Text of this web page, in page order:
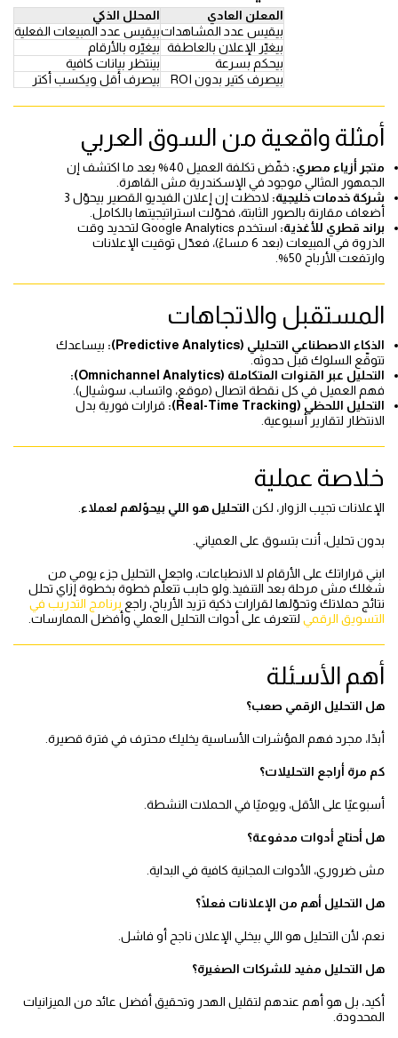
المعلن العادي
المحلل الذكي
بيقيس عدد المشاهداتبيقيس عدد المبيعات الفعلية
بيغيّر الإعلان بالعاطفة بيغيّره بالأرقام
بيحكم بسرعة
بينتظر بيانات كافية
بيصرف كتير بدون ROI
بيصرف أقل ويكسب أكتر
أمثلة واقعية من السوق العربي
متجر أزياء مصري:
خفّض تكلفة العميل 40% بعد ما اكتشف إن
الجمهور المثالي موجود في الإسكندرية مش القاهرة.
شركة خدمات خليجية:
لاحظت إن إعلان الفيديو القصير بيحوّل 3
أضعاف مقارنة بالصور الثابتة، فحوّلت استراتيجيتها بالكامل.
براند قطري للأغذية:
استخدم Google Analytics لتحديد وقت
الذروة في المبيعات (بعد 6 مساءً)، فعدّل توقيت الإعلانات
وارتفعت الأرباح 50%.
المستقبل والاتجاهات
الذكاء الاصطناعي التحليلي (Predictive Analytics):
بيساعدك
تتوقّع السلوك قبل حدوثه.
التحليل عبر القنوات المتكاملة (Omnichannel Analytics):
فهم العميل في كل نقطة اتصال (موقع، واتساب، سوشيال).
التحليل اللحظي (Real-Time Tracking):
قرارات فورية بدل
الانتظار لتقارير أسبوعية.
خلاصة عملية
الإعلانات تجيب الزوار، لكن التحليل هو اللي بيحوّلهم لعملاء.
بدون تحليل، أنت بتسوق على العمياني.
ابني قراراتك على الأرقام لا الانطباعات، واجعل التحليل جزء يومي من
شغلك مش مرحلة بعد التنفيذ.ولو حابب تتعلّم خطوة بخطوة إزاي تحلل
نتائج حملاتك وتحوّلها لقرارات ذكية تزيد الأرباح، راجع برنامج التدريب في
التسويق الرقمي لتتعرف على أدوات التحليل العملي وأفضل الممارسات.
أهم الأسئلة
هل التحليل الرقمي صعب؟
أبدًا، مجرد فهم المؤشرات الأساسية يخليك محترف في فترة قصيرة.
كم مرة أراجع التحليلات؟
أسبوعيًا على الأقل، ويوميًا في الحملات النشطة.
هل أحتاج أدوات مدفوعة؟
مش ضروري، الأدوات المجانية كافية في البداية.
هل التحليل أهم من الإعلانات فعلًا؟
نعم، لأن التحليل هو اللي بيخلي الإعلان ناجح أو فاشل.
هل التحليل مفيد للشركات الصغيرة؟
أكيد، بل هو أهم عندهم لتقليل الهدر وتحقيق أفضل عائد من الميزانيات
المحدودة.